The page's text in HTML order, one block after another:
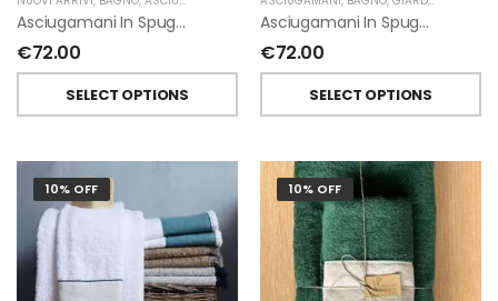
Asciugamani In Spugna Con Fiori In Lino Applicati Di Giardino Segreto.
€72.00
SELECT OPTIONS
Asciugamani In Spugna Con Ricami Marini Di Giardino Segreto.
€72.00
SELECT OPTIONS
10% OFF 10% OFF